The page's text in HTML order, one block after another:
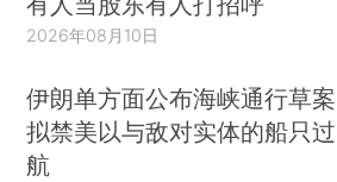
2026年08月10日
伊朗单方面公布海峡通行草案
拟禁美以与敌对实体的船只过
航